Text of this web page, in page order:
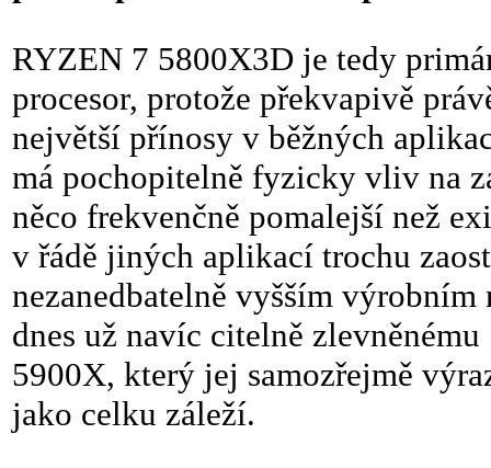
RYZEN 7 5800X3D je tedy
procesor, protože překvapivě
největší přínosy v běžných
má pochopitelně fyzicky vliv na
něco frekvenčně pomalejší než
v řádě jiných aplikací trochu
nezanedbatelně vyšším
dnes už navíc citelně
5900X, který jej samozřejmě
jako celku záleží.